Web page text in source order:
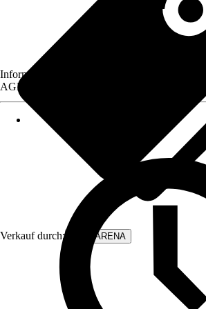
Verkauf durch: WALLARENA
Informationen des Verkäufers, wie z. B.
AGB, finden Sie bei Klick auf den